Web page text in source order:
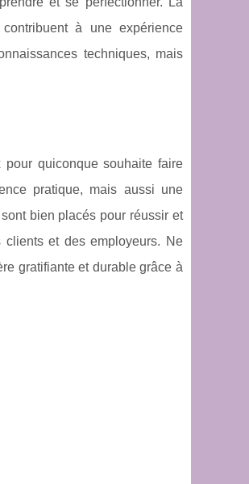
à une expérience
techniques, mais
quiconque souhaite faire
pratique, mais aussi une
bien placés pour réussir et
et des employeurs. Ne
gratifiante et durable grâce à